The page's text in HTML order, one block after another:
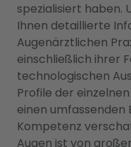
spezialisiert haben.
Ihnen detaillierte
Augenärztlichen
einschließlich ihrer
technologischen
Profile der
einen umfassenden
Kompetenz
Augen ist von